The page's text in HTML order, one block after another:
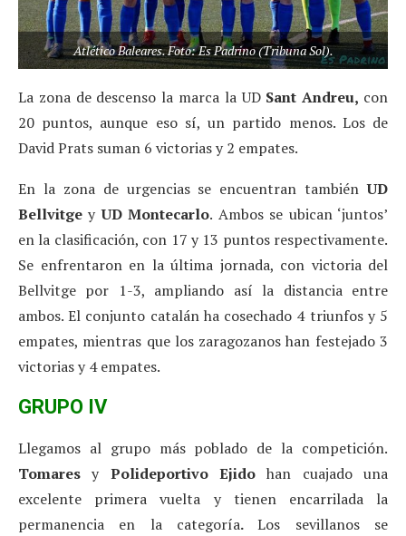
Atlético Baleares. Foto: Es Padrino (Tribuna Sol).
La zona de descenso la marca la UD Sant Andreu, con
20 puntos, aunque eso sí, un partido menos. Los de
David Prats suman 6 victorias y 2 empates.
En la zona de urgencias se encuentran tambiénUD
BellvitgeyUD Montecarlo. Ambos se ubican ‘juntos’
en la clasificación, con 17 y 13 puntos respectivamente.
Se enfrentaron en la última jornada, con victoria del
Bellvitge por 1-3, ampliando así la distancia entre
ambos. El conjunto catalán ha cosechado 4 triunfos y 5
empates, mientras que los zaragozanos han festejado 3
victorias y 4 empates.
GRUPO IV
Llegamos al grupo más poblado de la competición.
Tomaresy Polideportivo Ejido han cuajado una
excelente primera vuelta y tienen encarrilada la
permanencia en la categoría.Los sevillanos se